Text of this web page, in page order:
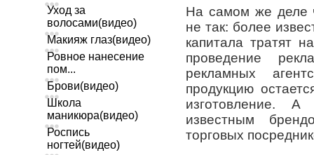
Уход за
волосами(видео)
Макияж глаз(видео)
Ровное нанесение
пом...
Брови(видео)
Школа
маникюра(видео)
Роспись
ногтей(видео)
На самом же деле
не так: более
капитала тратят
проведение
рекламных
продукцию
изготовление. А
известным
торговых